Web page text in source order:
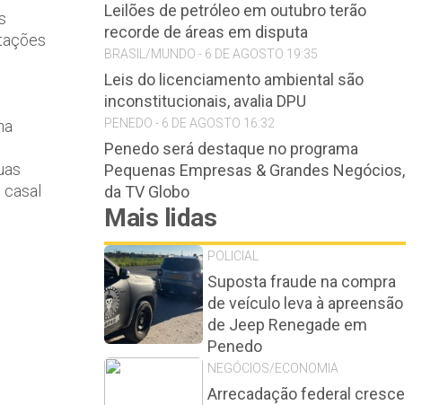
Leilões de petróleo em outubro terão
recorde de áreas em disputa
BRASIL/MUNDO - 6 DE AGOSTO 19:35
Leis do licenciamento ambiental são
inconstitucionais, avalia DPU
PENEDO - 6 DE AGOSTO 16:32
Penedo será destaque no programa
Pequenas Empresas & Grandes Negócios,
da TV Globo
Mais lidas
POLICIAL
Suposta fraude na compra
de veículo leva à apreensão
de Jeep Renegade em
Penedo
NEGÓCIOS/ECONOMIA
Arrecadação federal cresce